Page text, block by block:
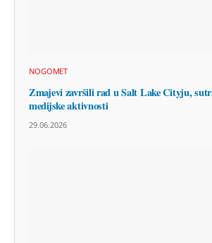
NOGOMET
Zmajevi završili rad u Salt Lake Cityju,
medijske aktivnosti
29.06.2026